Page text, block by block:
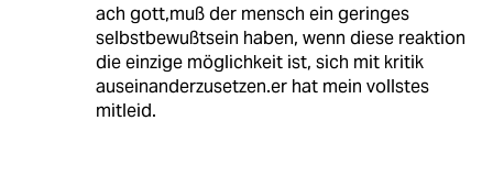
ach gott,muß der mensch ein geringes
selbstbewußtsein haben, wenn diese reaktion
die einzige möglichkeit ist, sich mit kritik
auseinanderzusetzen.er hat mein vollstes
mitleid.